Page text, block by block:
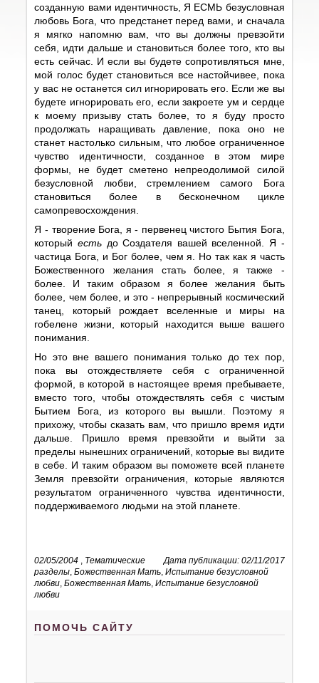
созданную вами идентичность, Я ЕСМЬ безусловная
любовь Бога, что предстанет перед вами, и сначала
я мягко напомню вам, что вы должны превзойти
себя, идти дальше и становиться более того, кто вы
есть сейчас. И если вы будете сопротивляться мне,
мой голос будет становиться все настойчивее, пока
у вас не останется сил игнорировать его. Если же вы
будете игнорировать его, если закроете ум и сердце
к моему призыву стать более, то я буду просто
продолжать наращивать давление, пока оно не
станет настолько сильным, что любое ограниченное
чувство идентичности, созданное в этом мире
формы, не будет сметено непреодолимой силой
безусловной любви, стремлением самого Бога
становиться более в бесконечном цикле
самопревосхождения.
Я - творение Бога, я - первенец чистого Бытия Бога,
которыйесть до Создателя вашей вселенной. Я -
частица Бога, и Бог более, чем я. Но так как я часть
Божественного желания стать более, я также -
более. И таким образом я более желания быть
более, чем более, и это - непрерывный космический
танец, который рождает вселенные и миры на
гобелене жизни, который находится выше вашего
понимания.
Но это вне вашего понимания только до тех пор,
пока вы отождествляете себя с ограниченной
формой, в которой в настоящее время пребываете,
вместо того, чтобы отождествлять себя с чистым
Бытием Бога, из которого вы вышли. Поэтому я
прихожу, чтобы сказать вам, что пришло время идти
дальше. Пришло время превзойти и выйти за
пределы нынешних ограничений, которые вы видите
в себе. И таким образом вы поможете всей планете
Земля превзойти ограничения, которые являются
результатом ограниченного чувства идентичности,
поддерживаемого людьми на этой планете.
02/05/2004 Дата публикации: 02/11/2017
Тематические
разделы ,Божественная Мать ,Испытание безусловной
любви ,Божественная Мать ,Испытание безусловной
любви
ПОМОЧЬ САЙТУ